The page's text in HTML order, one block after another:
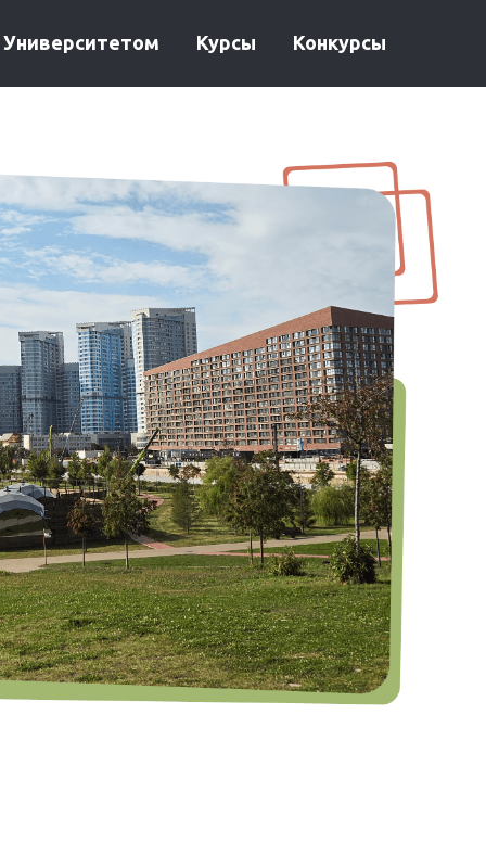
Курсы Конкурсы